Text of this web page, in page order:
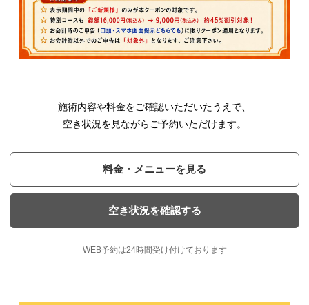
施術内容や料金をご確認いただいたうえで、
空き状況を見ながらご予約いただけます。
料金・メニューを見る
空き状況を確認する
WEB予約は24時間受け付けております